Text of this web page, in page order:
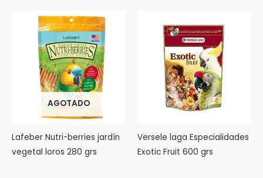
AGOTADO
Lafeber Nutri-berries jardín
vegetal loros 280 grs
Versele laga Especialidades
Exotic Fruit 600 grs